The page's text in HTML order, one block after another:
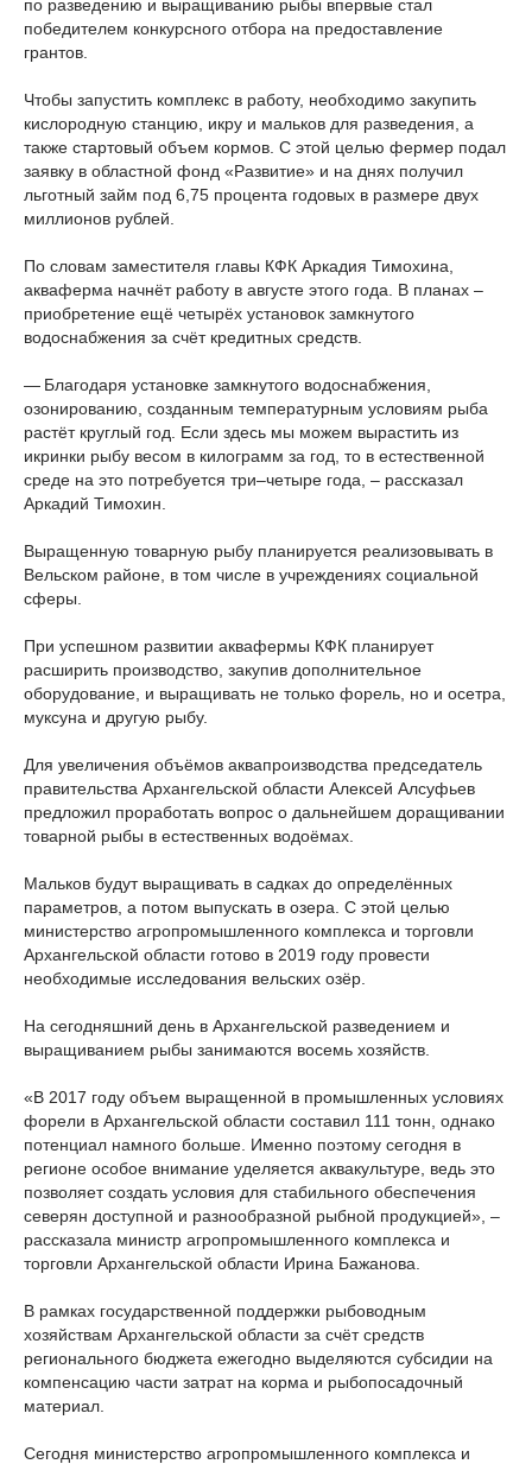
по разведению и выращиванию рыбы впервые стал
победителем конкурсного отбора на предоставление
грантов.
Чтобы запустить комплекс в работу, необходимо закупить
кислородную станцию, икру и мальков для разведения, а
также стартовый объем кормов. С этой целью фермер подал
заявку в областной фонд «Развитие» и на днях получил
льготный займ под 6,75 процента годовых в размере двух
миллионов рублей.
По словам заместителя главы КФК Аркадия Тимохина,
акваферма начнёт работу в августе этого года. В планах –
приобретение ещё четырёх установок замкнутого
водоснабжения за счёт кредитных средств.
— Благодаря установке замкнутого водоснабжения,
озонированию, созданным температурным условиям рыба
растёт круглый год. Если здесь мы можем вырастить из
икринки рыбу весом в килограмм за год, то в естественной
среде на это потребуется три–четыре года, – рассказал
Аркадий Тимохин.
Выращенную товарную рыбу планируется реализовывать в
Вельском районе, в том числе в учреждениях социальной
сферы.
При успешном развитии аквафермы КФК планирует
расширить производство, закупив дополнительное
оборудование, и выращивать не только форель, но и осетра,
муксуна и другую рыбу.
Для увеличения объёмов аквапроизводства председатель
правительства Архангельской области Алексей Алсуфьев
предложил проработать вопрос о дальнейшем доращивании
товарной рыбы в естественных водоёмах.
Мальков будут выращивать в садках до определённых
параметров, а потом выпускать в озера. С этой целью
министерство агропромышленного комплекса и торговли
Архангельской области готово в 2019 году провести
необходимые исследования вельских озёр.
На сегодняшний день в Архангельской разведением и
выращиванием рыбы занимаются восемь хозяйств.
«В 2017 году объем выращенной в промышленных условиях
форели в Архангельской области составил 111 тонн, однако
потенциал намного больше. Именно поэтому сегодня в
регионе особое внимание уделяется аквакультуре, ведь это
позволяет создать условия для стабильного обеспечения
северян доступной и разнообразной рыбной продукцией», –
рассказала министр агропромышленного комплекса и
торговли Архангельской области Ирина Бажанова.
В рамках государственной поддержки рыбоводным
хозяйствам Архангельской области за счёт средств
регионального бюджета ежегодно выделяются субсидии на
компенсацию части затрат на корма и рыбопосадочный
материал.
Сегодня министерство агропромышленного комплекса и